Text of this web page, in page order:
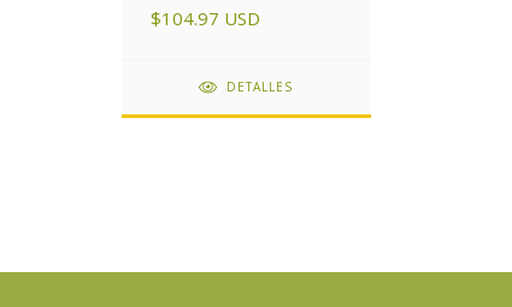
$104.97 USD
DETALLES